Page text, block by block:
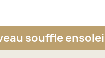
souffle